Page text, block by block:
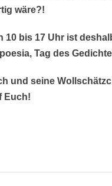
wäre?!
10 bis 17 Uhr ist
Tag des
und seine
Euch!